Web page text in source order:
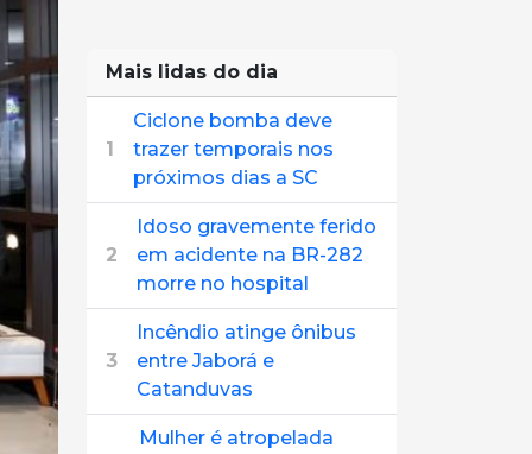
Mais lidas do dia
1
Ciclone bomba deve
trazer temporais nos
próximos dias a SC
2
Idoso gravemente ferido
em acidente na BR-282
morre no hospital
3
Incêndio atinge ônibus
entre Jaborá e
Catanduvas
Mulher é atropelada